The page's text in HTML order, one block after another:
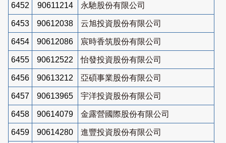
6452 90611214 永馳股份有限公司
6453 90612038 云旭投資股份有限公司
6454 90612086 宸時香筑股份有限公司
6455 90612522 怡發投資股份有限公司
6456 90613212 亞碩事業股份有限公司
6457 90613965 宇洋投資股份有限公司
6458 90614079 金露營國際股份有限公司
6459 90614280 進豐投資股份有限公司